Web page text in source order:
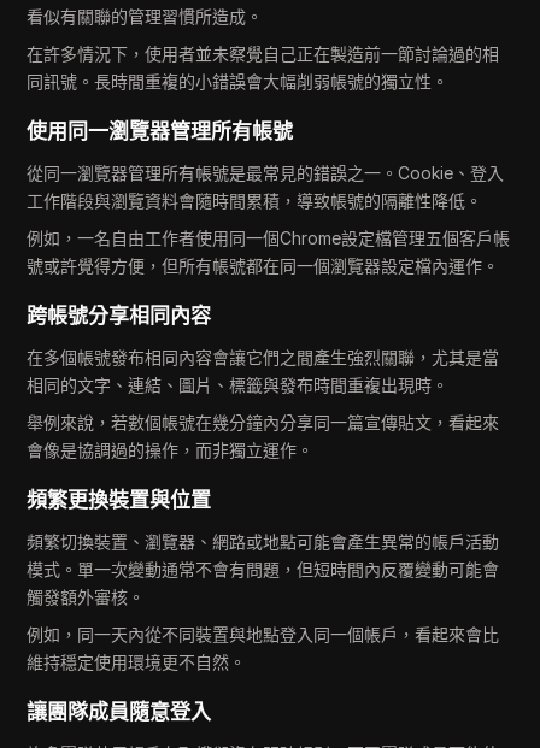
看似有關聯的管理習慣所造成。
在許多情況下，使用者並未察覺自己正在製造前一節討論過的相
同訊號。長時間重複的小錯誤會大幅削弱帳號的獨立性。
使用同一瀏覽器管理所有帳號
從同一瀏覽器管理所有帳號是最常見的錯誤之一。Cookie、登入
工作階段與瀏覽資料會隨時間累積，導致帳號的隔離性降低。
例如，一名自由工作者使用同一個Chrome設定檔管理五個客戶帳
號或許覺得方便，但所有帳號都在同一個瀏覽器設定檔內運作。
跨帳號分享相同內容
在多個帳號發布相同內容會讓它們之間產生強烈關聯，尤其是當
相同的文字、連結、圖片、標籤與發布時間重複出現時。
舉例來說，若數個帳號在幾分鐘內分享同一篇宣傳貼文，看起來
會像是協調過的操作，而非獨立運作。
頻繁更換裝置與位置
頻繁切換裝置、瀏覽器、網路或地點可能會產生異常的帳戶活動
模式。單一次變動通常不會有問題，但短時間內反覆變動可能會
觸發額外審核。
例如，同一天內從不同裝置與地點登入同一個帳戶，看起來會比
維持穩定使用環境更不自然。
讓團隊成員隨意登入